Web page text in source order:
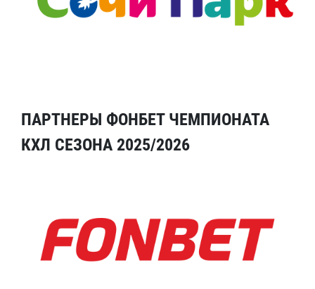
ПАРТНЕРЫ ФОНБЕТ ЧЕМПИОНАТА
КХЛ СЕЗОНА 2025/2026